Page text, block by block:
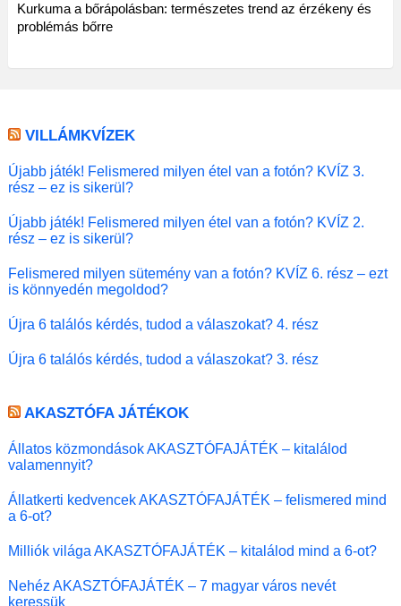
Kurkuma a bőrápolásban: természetes trend az érzékeny és
problémás bőrre
VILLÁMKVÍZEK
Újabb játék! Felismered milyen étel van a fotón? KVÍZ 3.
rész – ez is sikerül?
Újabb játék! Felismered milyen étel van a fotón? KVÍZ 2.
rész – ez is sikerül?
Felismered milyen sütemény van a fotón? KVÍZ 6. rész – ezt
is könnyedén megoldod?
Újra 6 találós kérdés, tudod a válaszokat? 4. rész
Újra 6 találós kérdés, tudod a válaszokat? 3. rész
AKASZTÓFA JÁTÉKOK
Állatos közmondások AKASZTÓFAJÁTÉK – kitalálod
valamennyit?
Állatkerti kedvencek AKASZTÓFAJÁTÉK – felismered mind
a 6-ot?
Milliók világa AKASZTÓFAJÁTÉK – kitalálod mind a 6-ot?
Nehéz AKASZTÓFAJÁTÉK – 7 magyar város nevét
keressük